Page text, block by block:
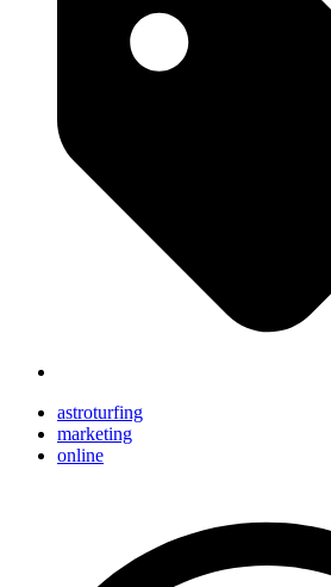
astroturfing
marketing
online